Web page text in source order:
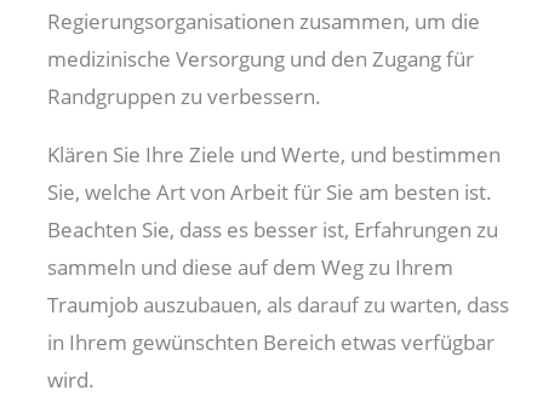
Regierungsorganisationen zusammen, um die
medizinische Versorgung und den Zugang für
Randgruppen zu verbessern.
Klären Sie Ihre Ziele und Werte, und bestimmen
Sie, welche Art von Arbeit für Sie am besten ist.
Beachten Sie, dass es besser ist, Erfahrungen zu
sammeln und diese auf dem Weg zu Ihrem
Traumjob auszubauen, als darauf zu warten, dass
in Ihrem gewünschten Bereich etwas verfügbar
wird.